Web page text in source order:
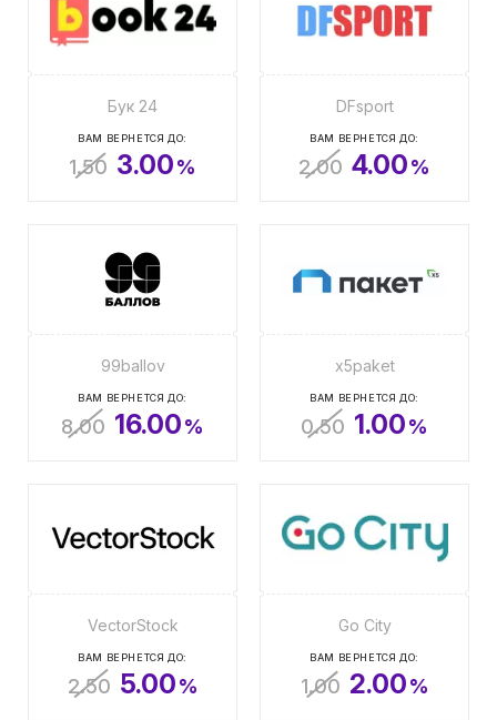
Бук 24
ВАМ ВЕРНЕТСЯ ДО:
1.50 3.00%
DFsport
ВАМ ВЕРНЕТСЯ ДО:
2.00 4.00%
99ballov
ВАМ ВЕРНЕТСЯ ДО:
8.00 16.00%
x5paket
ВАМ ВЕРНЕТСЯ ДО:
0.50 1.00%
VectorStock
ВАМ ВЕРНЕТСЯ ДО:
2.50 5.00%
Go City
ВАМ ВЕРНЕТСЯ ДО:
1.00 2.00%